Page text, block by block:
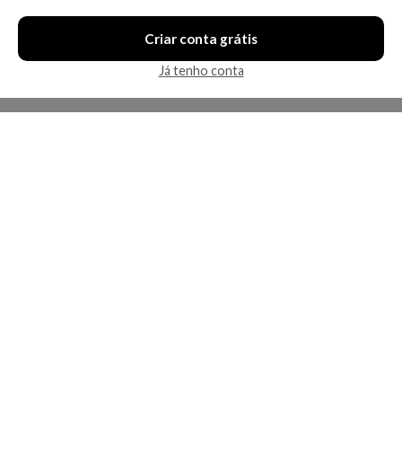
Criar conta grátis
Já tenho conta